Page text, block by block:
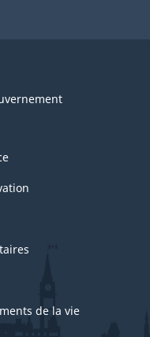
de la vie